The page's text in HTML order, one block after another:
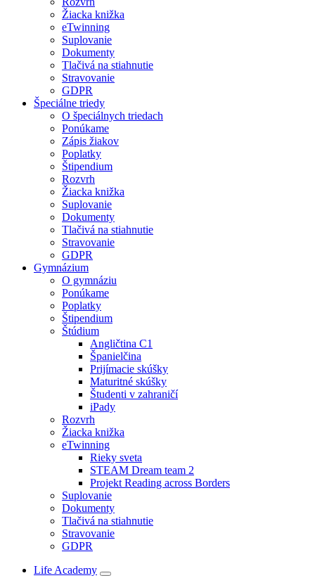
Žiacka knižka
eTwinning
Suplovanie
Dokumenty
Tlačivá na stiahnutie
Stravovanie
GDPR
Špeciálne triedy
O špeciálnych triedach
Ponúkame
Zápis žiakov
Poplatky
Štipendium
Rozvrh
Žiacka knižka
Suplovanie
Dokumenty
Tlačivá na stiahnutie
Stravovanie
GDPR
Gymnázium
O gymnáziu
Ponúkame
Poplatky
Štipendium
Štúdium
Angličtina C1
Španielčina
Prijímacie skúšky
Maturitné skúšky
Študenti v zahraničí
iPady
Rozvrh
Žiacka knižka
eTwinning
Rieky sveta
STEAM Dream team 2
Projekt Reading across Borders
Suplovanie
Dokumenty
Tlačivá na stiahnutie
Stravovanie
GDPR
Life Academy